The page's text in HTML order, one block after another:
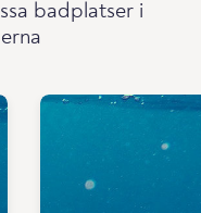
badplatser i